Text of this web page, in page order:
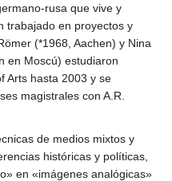
rusa que vive y
trabajado en proyectos y
(*1968, Aachen) y Nina
en Moscú) estudiaron
Arts hasta 2003 y se
magistrales con A.R.
de medios mixtos y
históricas y políticas,
en «imágenes analógicas»